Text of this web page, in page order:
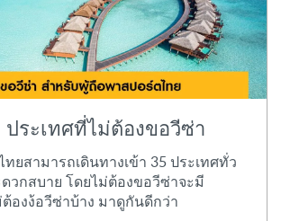
ประเทศที่ไม่ต้องขอวีซ่า
ยสามารถเดินทางเข้า 35 ประเทศทั่ว
วกสบาย โดยไม่ต้องขอวีซ่าจะมี
องง้อวีซ่าบ้าง มาดูกันดีกว่า